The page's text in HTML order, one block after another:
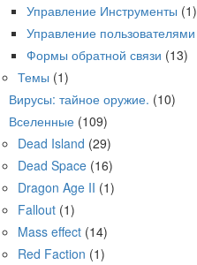
Управление Инструменты (1)
Управление пользователями
Формы обратной связи (13)
Темы (1)
Вирусы: тайное оружие. (10)
Вселенные (109)
Dead Island (29)
Dead Space (16)
Dragon Age II (1)
Fallout (1)
Mass effect (14)
Red Faction (1)